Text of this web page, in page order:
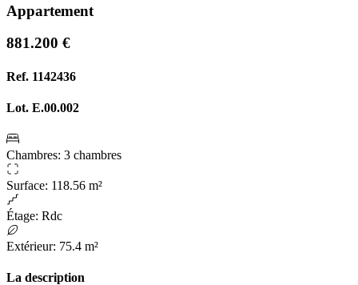
Appartement
881.200 €
Ref. 1142436
Lot. E.00.002
Chambres: 3 chambres
Surface: 118.56 m²
Étage: Rdc
Extérieur: 75.4 m²
La description